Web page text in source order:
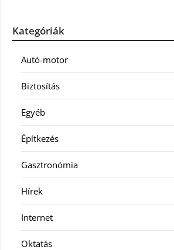
Kategóriák
Autó-motor
Biztosítás
Egyéb
Építkezés
Gasztronómia
Hírek
Internet
Oktatás